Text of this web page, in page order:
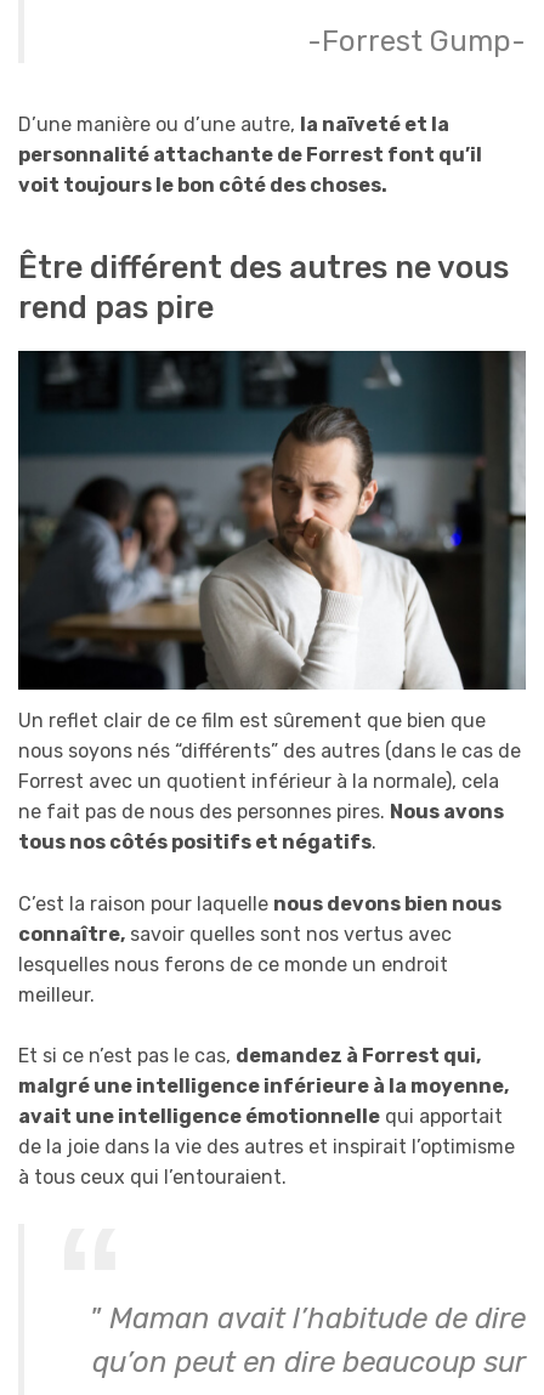
-Forrest Gump-
D’une manière ou d’une autre, la naïveté et la
personnalité attachante de Forrest font qu’il
voit toujours le bon côté des choses.
Être différent des autres ne vous
rend pas pire
Un reflet clair de ce film est sûrement que bien que
nous soyons nés “différents” des autres (dans le cas de
Forrest avec un quotient inférieur à la normale), cela
ne fait pas de nous des personnes pires. Nous avons
tous nos côtés positifs et négatifs.
C’est la raison pour laquelle nous devons bien nous
connaître, savoir quelles sont nos vertus avec
lesquelles nous ferons de ce monde un endroit
meilleur.
Et si ce n’est pas le cas, demandez à Forrest qui,
malgré une intelligence inférieure à la moyenne,
avait une intelligence émotionnelle qui apportait
de la joie dans la vie des autres et inspirait l’optimisme
à tous ceux qui l’entouraient.
” Maman avait l’habitude de dire
qu’on peut en dire beaucoup sur